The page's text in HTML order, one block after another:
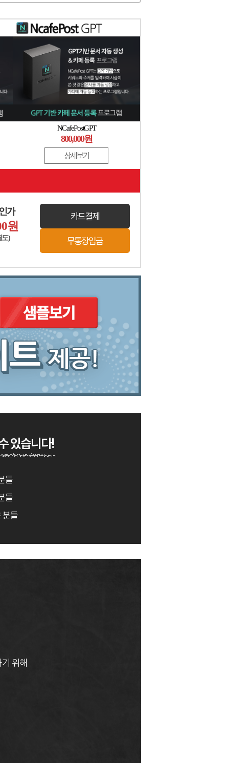
NCafePostGPT
800,000원
상세보기
가
원
도)
카드결제
무통장입금
있습니다!
들
들
분들
위해